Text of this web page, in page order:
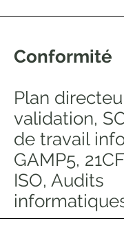
Conformité
Plan
validation,
de travail
GAMP5,
ISO, Audits